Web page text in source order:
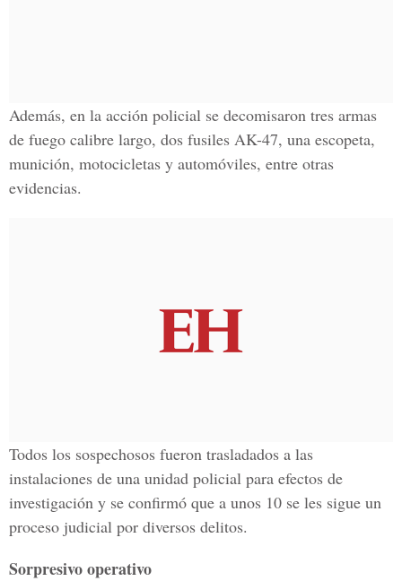
Además, en la acción policial se decomisaron tres armas
de fuego calibre largo, dos fusiles AK-47, una escopeta,
munición, motocicletas y automóviles, entre otras
evidencias.
Todos los sospechosos fueron trasladados a las
instalaciones de una unidad policial para efectos de
investigación y se confirmó que a unos 10 se les sigue un
proceso judicial por diversos delitos.
Sorpresivo operativo